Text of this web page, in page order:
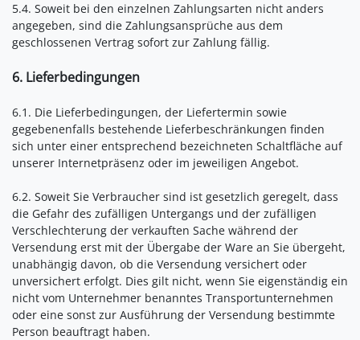
5.4. Soweit bei den einzelnen Zahlungsarten nicht anders
angegeben, sind die Zahlungsansprüche aus dem
geschlossenen Vertrag sofort zur Zahlung fällig.
6. Lieferbedingungen
6.1. Die Lieferbedingungen, der Liefertermin sowie
gegebenenfalls bestehende Lieferbeschränkungen finden
sich unter einer entsprechend bezeichneten Schaltfläche auf
unserer Internetpräsenz oder im jeweiligen Angebot.
6.2. Soweit Sie Verbraucher sind ist gesetzlich geregelt, dass
die Gefahr des zufälligen Untergangs und der zufälligen
Verschlechterung der verkauften Sache während der
Versendung erst mit der Übergabe der Ware an Sie übergeht,
unabhängig davon, ob die Versendung versichert oder
unversichert erfolgt. Dies gilt nicht, wenn Sie eigenständig ein
nicht vom Unternehmer benanntes Transportunternehmen
oder eine sonst zur Ausführung der Versendung bestimmte
Person beauftragt haben.